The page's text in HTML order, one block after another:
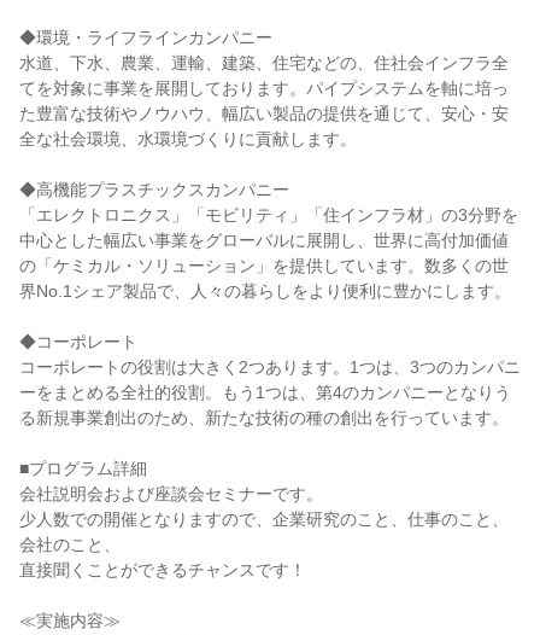
◆環境・ライフラインカンパニー
水道、下水、農業、運輸、建築、住宅などの、住社会インフラ全
てを対象に事業を展開しております。パイプシステムを軸に培っ
た豊富な技術やノウハウ、幅広い製品の提供を通じて、安心・安
全な社会環境、水環境づくりに貢献します。
◆高機能プラスチックスカンパニー
「エレクトロニクス」「モビリティ」「住インフラ材」の3分野を
中心とした幅広い事業をグローバルに展開し、世界に高付加価値
の「ケミカル・ソリューション」を提供しています。数多くの世
界No.1シェア製品で、人々の暮らしをより便利に豊かにします。
◆コーポレート
コーポレートの役割は大きく2つあります。1つは、3つのカンパニ
ーをまとめる全社的役割。もう1つは、第4のカンパニーとなりう
る新規事業創出のため、新たな技術の種の創出を行っています。
■プログラム詳細
会社説明会および座談会セミナーです。
少人数での開催となりますので、企業研究のこと、仕事のこと、
会社のこと、
直接聞くことができるチャンスです！
≪実施内容≫